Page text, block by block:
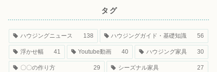
タグ
ハウジングニュース 138 ハウジングガイド・基礎知識 56
浮かせ幅 41 Youtube動画 40 ハウジング家具 30
〇〇の作り方 29 シーズナル家具 27